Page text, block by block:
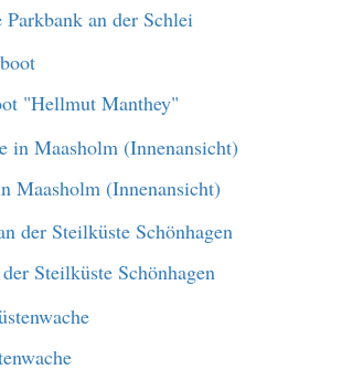
Parkbank an der Schlei
"Hellmut Manthey"
Maasholm (Innenansicht)
Steilküste Schönhagen